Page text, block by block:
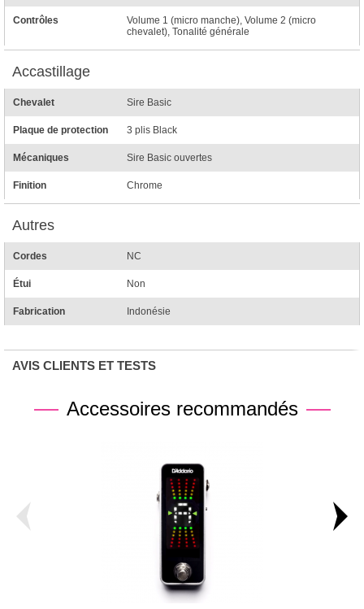
Contrôles
Volume 1 (micro manche), Volume 2 (micro
chevalet), Tonalité générale
Accastillage
Chevalet Sire Basic
Plaque de protection 3 plis Black
Mécaniques Sire Basic ouvertes
Finition Chrome
Autres
Cordes NC
Étui Non
Fabrication Indonésie
AVIS CLIENTS ET TESTS
Accessoires recommandés